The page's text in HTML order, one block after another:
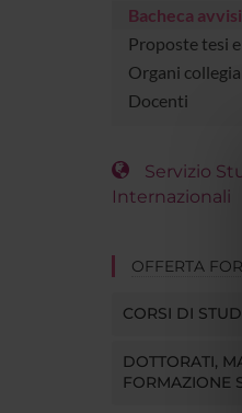
Bacheca avvisi
Proposte tesi
Organi
Docenti
Servizio
Internazionali
OFFERTA
CORSI DI
DOTTORATI,
FORMAZIONE